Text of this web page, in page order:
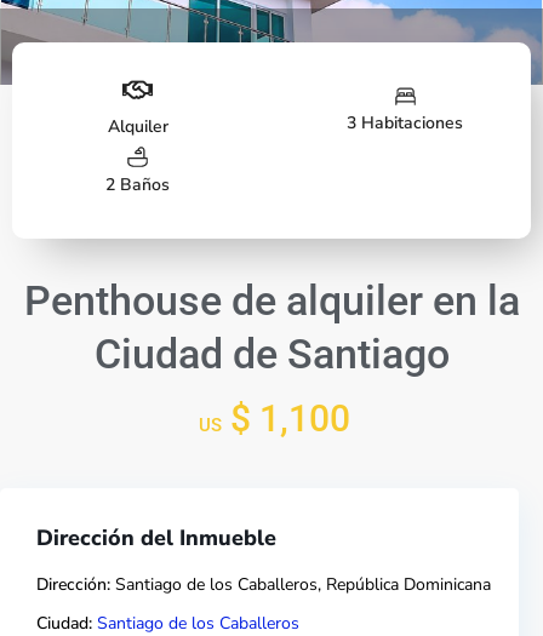
Fachada
Alquiler 3 Habitaciones
2 Baños
Penthouse de alquiler en la
Ciudad de Santiago
US $ 1,100
Dirección del Inmueble
Dirección: Santiago de los Caballeros, República Dominicana
Ciudad: Santiago de los Caballeros